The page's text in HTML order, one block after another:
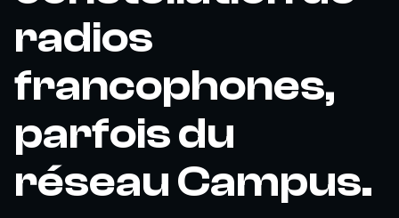
radios
francophones,
parfois du
réseau Campus.